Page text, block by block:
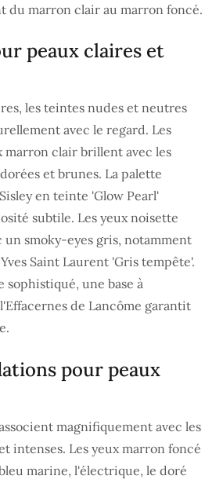
du marron clair au marron foncé.
peaux claires et
les teintes nudes et neutres
avec le regard. Les
marron clair brillent avec les
et brunes. La palette
en teinte 'Glow Pearl'
subtile. Les yeux noisette
un smoky-eyes gris, notamment
Saint Laurent 'Gris tempête'.
sophistiqué, une base à
de Lancôme garantit
pour peaux
magnifiquement avec les
intenses. Les yeux marron foncé
marine, l'électrique, le doré